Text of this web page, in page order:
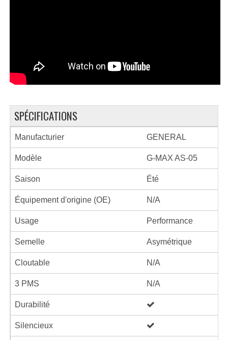
SPÉCIFICATIONS
Manufacturier GENERAL
Modèle G-MAX AS-05
Saison Été
Équipement d'origine (OE) N/A
Usage Performance
Semelle Asymétrique
Cloutable N/A
3 PMS N/A
Durabilité
Silencieux